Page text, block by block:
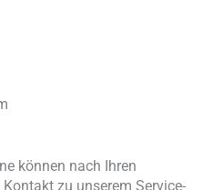
können nach Ihren
zu unserem Service-